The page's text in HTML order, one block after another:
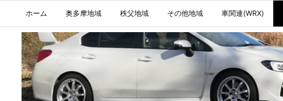
ホーム 奥多摩地域 秩父地域 その他地域 車関連(WRX)